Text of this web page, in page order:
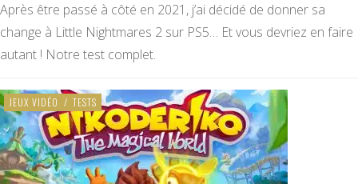
Après être passé à côté en 2021, j’ai décidé de donner sa
change à Little Nightmares 2 sur PS5… Et vous devriez en faire
autant ! Notre test complet.
JEUX VIDÉO / TESTS